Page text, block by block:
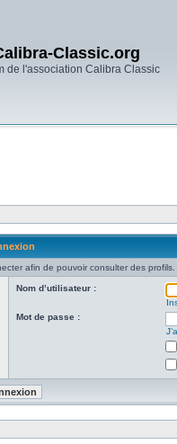
Classic.org
de l'association Calibra Classic
afin de pouvoir consulter des profils.
Nom d’utilisateur :
Mot de passe :